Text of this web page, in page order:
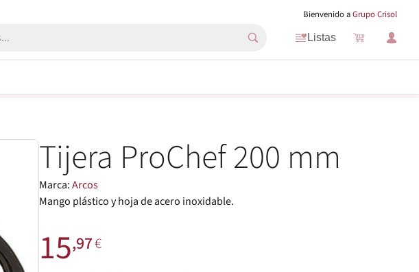
Bienvenido aGrupo Crisol
Listas
Tijera ProChef 200 mm
Marca:Arcos
Mango plástico y hoja de acero inoxidable.
15,97€